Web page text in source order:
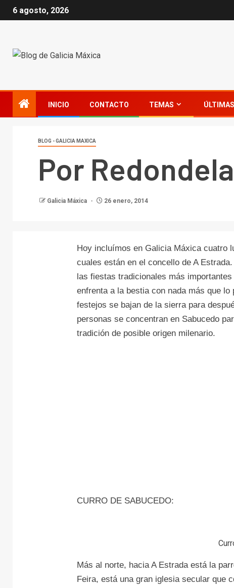
6 agosto, 2026
INICIO CONTACTO TEMAS
BLOG - GALICIA MAXICA
Por
Galicia Máxica 26 enero, 2014
Hoy incluímos en Galicia Máxica cuatro
cuales están en el concello de A
las fiestas tradicionales más
enfrenta a la bestia con nada más que
festejos se bajan de la sierra para
personas se concentran en Sabucedo
tradición de posible origen milenario.
CURRO DE SABUCEDO:
Más al norte, hacia A Estrada está la
Feira, está una gran iglesia secular que